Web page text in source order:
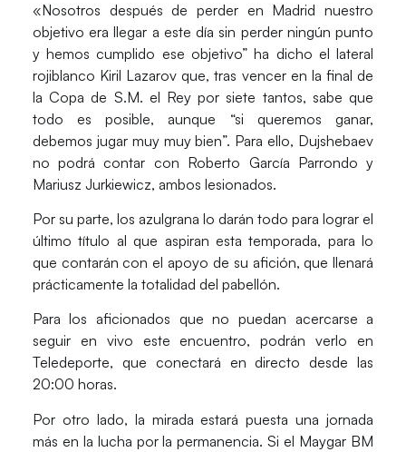
«Nosotros después de perder en Madrid nuestro
objetivo era llegar a este día sin perder ningún punto
y hemos cumplido ese objetivo” ha dicho el lateral
rojiblanco Kiril Lazarov que, tras vencer en la final de
la Copa de S.M. el Rey por siete tantos, sabe que
todo es posible, aunque “si queremos ganar,
debemos jugar muy muy bien”. Para ello, Dujshebaev
no podrá contar con Roberto García Parrondo y
Mariusz Jurkiewicz, ambos lesionados.
Por su parte, los azulgrana lo darán todo para lograr el
último título al que aspiran esta temporada, para lo
que contarán con el apoyo de su afición, que llenará
prácticamente la totalidad del pabellón.
Para los aficionados que no puedan acercarse a
seguir en vivo este encuentro, podrán verlo en
Teledeporte, que conectará en directo desde las
20:00 horas.
Por otro lado, la mirada estará puesta una jornada
más en la lucha por la permanencia. Si el Maygar BM